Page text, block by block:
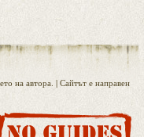
на автора. | Сайтът е направен